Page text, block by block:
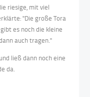
riesige, mit viel
"Die große Tora
es noch die kleine
auch tragen."
ließ dann noch eine
da.